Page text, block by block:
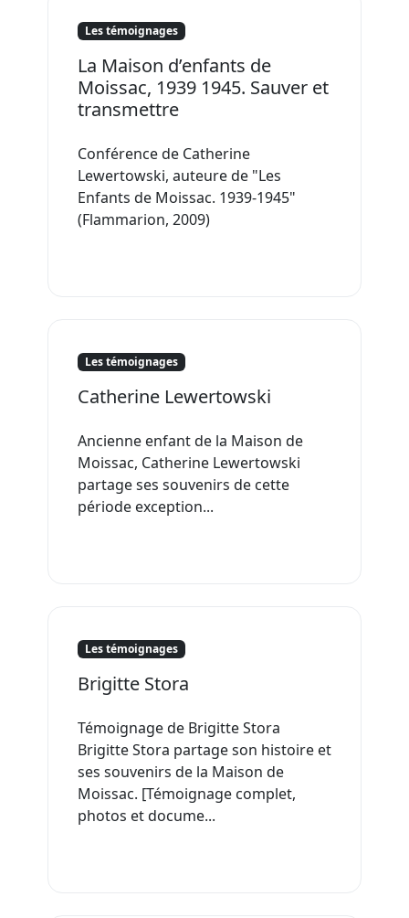
Les témoignages
La Maison d’enfants de
Moissac, 1939 1945. Sauver et
transmettre
Conférence de Catherine
Lewertowski, auteure de "Les
Enfants de Moissac. 1939-1945"
(Flammarion, 2009)
Les témoignages
Catherine Lewertowski
Ancienne enfant de la Maison de
Moissac, Catherine Lewertowski
partage ses souvenirs de cette
période exception...
Les témoignages
Brigitte Stora
Témoignage de Brigitte Stora
Brigitte Stora partage son histoire et
ses souvenirs de la Maison de
Moissac. [Témoignage complet,
photos et docume...